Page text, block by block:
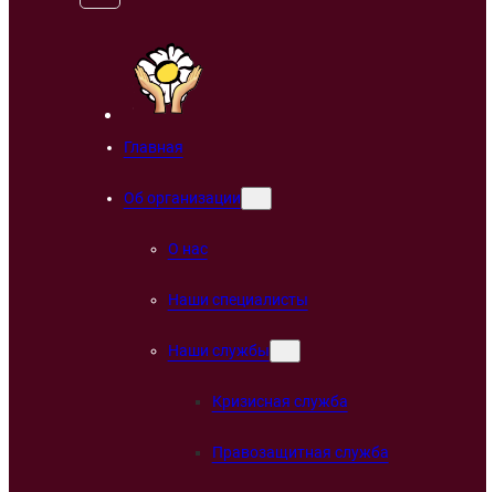
Главная
Об организации
О нас
Наши специалисты
Наши службы
Кризисная служба
Правозащитная служба